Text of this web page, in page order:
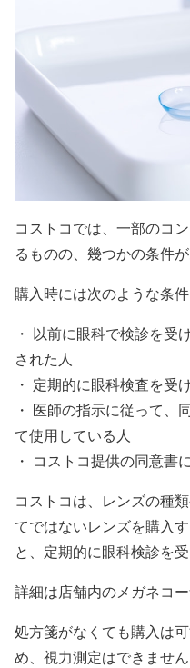
コストコでは、一部のコ
るものの、幾つかの条件が
購入時には次のような条件
・ 以前に眼科で検診を受
された人
・ 定期的に眼科検査を受
・ 医師の指示に従って、
て使用している人
・ コストコ提供の同意書
コストコは、レンズの種
てではないレンズを購入
と、定期的に眼科検診を
詳細は店舗内のメガネコ
処方箋がなくても購入は
め、視力測定はできません